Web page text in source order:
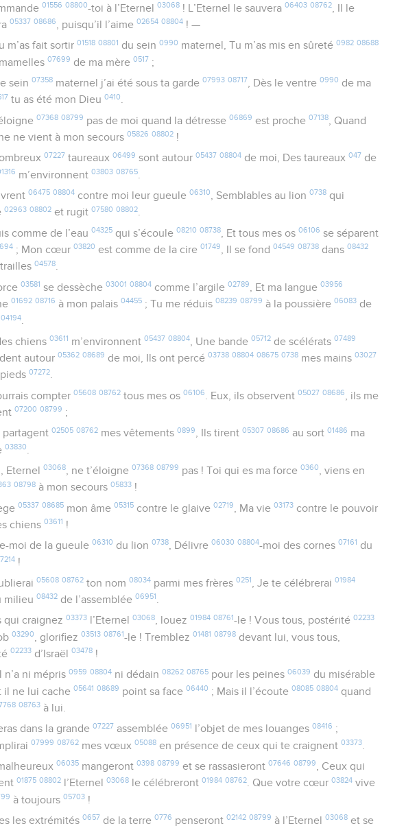
01556 08800-toi à l’Eternel 03068! L’Eternel le sauvera 06403 08762, Il le
05337 08686, puisqu’il l’aime02654 08804 ! —
m’as fait sortir 01518 08801 du sein 0990 maternel, Tu m’as mis en sûreté 0982 08688
07699 de ma mère0517 ;
sein 07358maternel j’ai été sous ta garde 07993 08717, Dès le ventre 0990 de ma
tu as été mon Dieu0410.
07368 08799 pas de moi quand la détresse 06869 est proche 07138, Quand
ne vient à mon secours05826 08802 !
07227 taureaux 06499 sont autour 05437 08804de moi, Des taureaux 047 de
m’environnent03803 08765
06475 08804contre moi leur gueule 06310, Semblables au lion 0738qui
02963 08802 et rugit07580 08802.
comme de l’eau 04325qui s’écoule 08210 08738, Et tous mes os 06106 se séparent
; Mon cœur03820 est comme de la cire01749, Il se fond04549 08738 dans08432
04578.
03581 se dessèche 03001 08804comme l’argile 02789 , Et ma langue 03956
01692 08716 à mon palais04455 ; Tu me réduis08239 08799 à la poussière06083 de
04194.
chiens 03611 m’environnent 05437 08804, Une bande 05712de scélérats 07489
autour05362 08689 de moi, Ils ont percé03738 08804 08675 0738 mes mains03027
pieds07272.
compter 05608 08762tous mes os 06106 . Eux, ils observent 05027 08686
, ils me
07200 08799 ;
partagent 02505 08762mes vêtements 0899, Ils tirent 05307 08686 au sort 01486 ma
03830
Eternel 03068, ne t’éloigne 07368 08799 pas ! Toi qui es ma force 0360
, viens en
08798 à mon secours05833 !
05337 08685mon âme 05315contre le glaive 02719 , Ma vie 03173contre le pouvoir
chiens03611 !
moi de la gueule 06310 du lion 0738, Délivre 06030 08804-moi des cornes 07161
du
!
05608 08762ton nom 08034parmi mes frères 0251 , Je te célébrerai 01984
milieu08432 de l’assemblée06951 .
qui craignez 03373l’Eternel 03068, louez 01984 08761-le ! Vous tous, postérité 02233
03290 , glorifiez03513 08761 -le ! Tremblez01481 08798 devant lui, vous tous,
02233 d’Israël03478 !
n’a ni mépris 0959 08804ni dédain 08262 08765pour les peines 06039 du misérable
il ne lui cache05641 08689 point sa face06440 ; Mais il l’écoute08085 08804 quand
08763 à lui.
dans la grande 07227 assemblée 06951 l’objet de mes louanges 08416 ;
07999 08762 mes vœux05088 en présence de ceux qui te craignent03373
06035mangeront 0398 08799 et se rassasieront 07646 08799, Ceux qui
01875 08802 l’Eternel03068 le célébreront01984 08762. Que votre cœur03824 vive
à toujours05703 !
les extrémités 0657 de la terre 0776 penseront 02142 08799 à l’Eternel 03068et se